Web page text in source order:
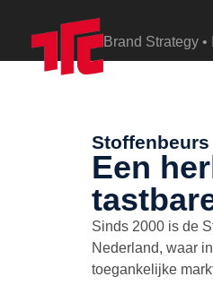
Brand Strategy
Stoffenbeurs
Een
Sinds 2000 is de
Nederland, waar
toegankelijke